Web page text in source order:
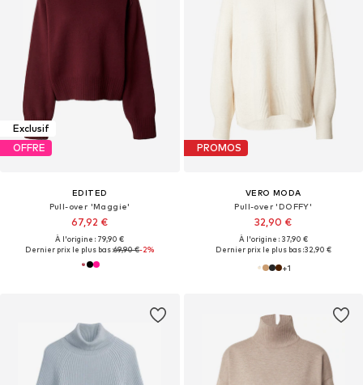
Exclusif
OFFRE
EDITED
Pull-over 'Maggie'
67,92 €
À l'origine : 79,90 €
Dernier prix le plus bas :69,90 €-2%
PROMOS
VERO MODA
Pull-over 'DOFFY'
32,90 €
À l'origine : 37,90 €
Dernier prix le plus bas :32,90 €
+1